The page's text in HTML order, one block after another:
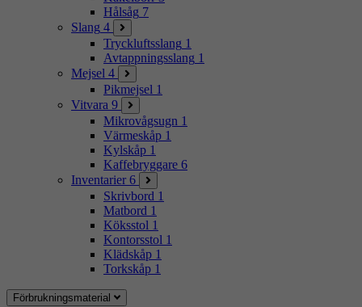
Hålsåg 7
Slang 4
Tryckluftsslang 1
Avtappningsslang 1
Mejsel 4
Pikmejsel 1
Vitvara 9
Mikrovågsugn 1
Värmeskåp 1
Kylskåp 1
Kaffebryggare 6
Inventarier 6
Skrivbord 1
Matbord 1
Köksstol 1
Kontorsstol 1
Klädskåp 1
Torkskåp 1
Förbrukningsmaterial